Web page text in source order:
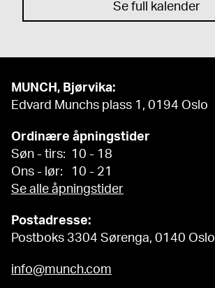
Se full kalender
MUNCH, Bjørvika:
Edvard Munchs plass 1, 0194 Oslo
Ordinære åpningstider
Søn - tirs: 10 - 18
Ons - lør: 10 - 21
Se alle åpningstider
Postadresse:
Postboks 3304 Sørenga, 0140 Oslo
info@munch.com